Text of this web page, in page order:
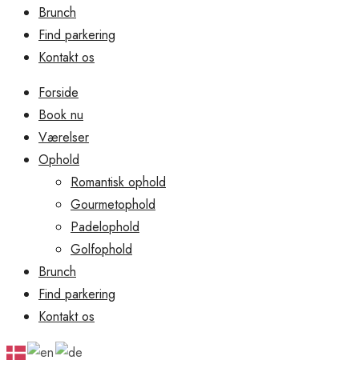
Brunch
Find parkering
Kontakt os
Forside
Book nu
Værelser
Ophold
Romantisk ophold
Gourmetophold
Padelophold
Golfophold
Brunch
Find parkering
Kontakt os